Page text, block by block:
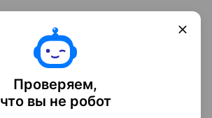
Проверяем,
что вы не робот